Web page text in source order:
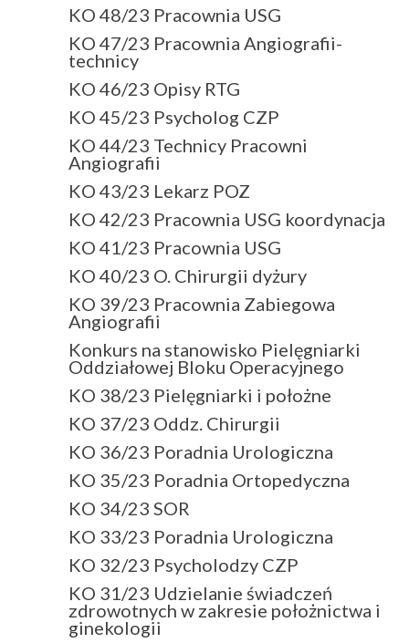
KO 48/23 Pracownia USG
KO 47/23 Pracownia Angiografii-
technicy
KO 46/23 Opisy RTG
KO 45/23 Psycholog CZP
KO 44/23 Technicy Pracowni
Angiografii
KO 43/23 Lekarz POZ
KO 42/23 Pracownia USG koordynacja
KO 41/23 Pracownia USG
KO 40/23 O. Chirurgii dyżury
KO 39/23 Pracownia Zabiegowa
Angiografii
Konkurs na stanowisko Pielęgniarki
Oddziałowej Bloku Operacyjnego
KO 38/23 Pielęgniarki i położne
KO 37/23 Oddz. Chirurgii
KO 36/23 Poradnia Urologiczna
KO 35/23 Poradnia Ortopedyczna
KO 34/23 SOR
KO 33/23 Poradnia Urologiczna
KO 32/23 Psycholodzy CZP
KO 31/23 Udzielanie świadczeń
zdrowotnych w zakresie położnictwa i
ginekologii